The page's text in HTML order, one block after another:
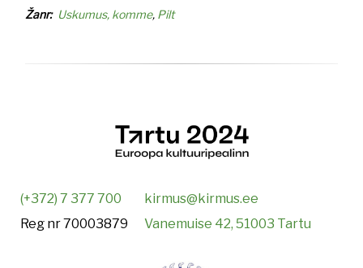
Žanr Uskumus, komme Pilt
(+372) 7 377 700
Reg nr 70003879
kirmus@kirmus.ee
Vanemuise 42, 51003 Tartu